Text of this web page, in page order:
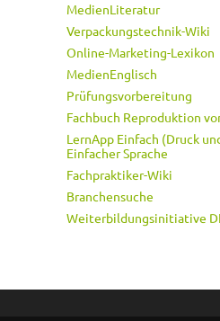
MedienLiteratur
Verpackungstechnik-Wiki
Online-Marketing-Lexikon
MedienEnglisch
Prüfungsvorbereitung
Fachbuch Reproduktion
LernApp Einfach (Druck
Einfacher Sprache
Fachpraktiker-Wiki
Branchensuche
Weiterbildungsinitiative DI